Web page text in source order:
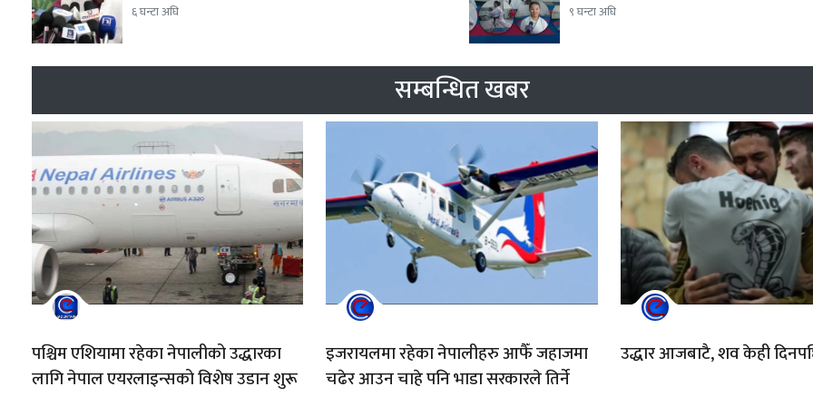
६ घन्टा अघि ९ घन्टा अघि
सम्बन्धित खबर
पश्चिम एशियामा रहेका नेपालीको उद्धारका
लागि नेपाल एयरलाइन्सको विशेष उडान शुरू
इजरायलमा रहेका नेपालीहरु आफैँ जहाजमा
चढेर आउन चाहे पनि भाडा सरकारले तिर्ने
उद्धार आजबाटै, शव केही